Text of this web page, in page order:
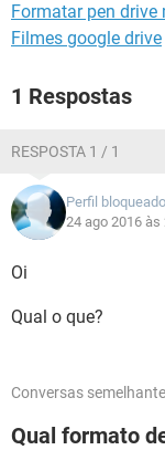
Formatar pen drive
Filmes google drive
1 Respostas
RESPOSTA 1 / 1
Perfil bloqueado
24 ago 2016 às
Oi
Qual o que?
Conversas
Qual formato